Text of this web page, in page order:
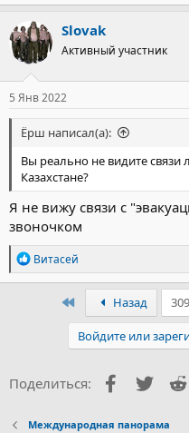
Slovak
Активный участник
5 Янв 2022
Ёрш написал(а):
Вы реально не видите связи
Казахстане?
Я не вижу связи с
звоночком
Р
е
а
Витасей
ПервыйНазад
Войдите или
Поделиться: Facebook
Twitter
Международная панорама